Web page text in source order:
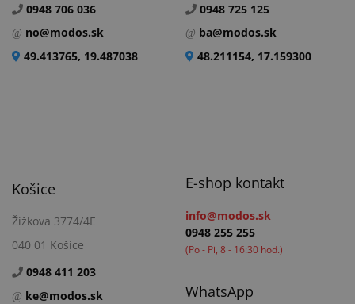
0948 706 036
no@modos.sk
49.413765, 19.487038
0948 725 125
ba@modos.sk
48.211154, 17.159300
Košice
Žižkova 3774/4E
040 01 Košice
0948 411 203
ke@modos.sk
E-shop kontakt
info@modos.sk
0948 255 255
(Po - Pi, 8 - 16:30 hod.)
WhatsApp